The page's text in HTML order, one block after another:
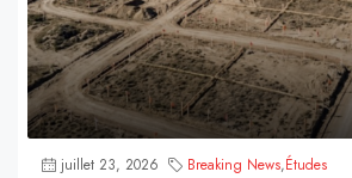
juillet 23, 2026 Breaking News,Études